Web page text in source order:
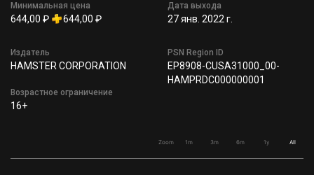
Минимальная цена
644,00 ₽ 644,00 ₽
Дата выхода
27 янв. 2022 г.
Издатель
HAMSTER CORPORATION
Возрастное ограничение
16+
PSN Region ID
EP8908-CUSA31000_00-
HAMPRDC000000001
Zoom 1m 3m 6m 1y All